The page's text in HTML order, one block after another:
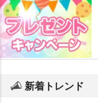
新着トレンド